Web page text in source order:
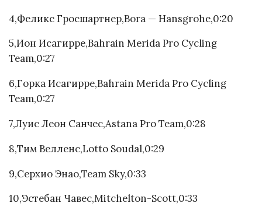
4,Феликс Гросшартнер,Bora — Hansgrohe,0:20
5,Ион Исагирре,Bahrain Merida Pro Cycling
Team,0:27
6,Горка Исагирре,Bahrain Merida Pro Cycling
Team,0:27
7,Луис Леон Санчес,Astana Pro Team,0:28
8,Тим Велленс,Lotto Soudal,0:29
9,Серхио Энао,Team Sky,0:33
10,Эстебан Чавес,Mitchelton-Scott,0:33